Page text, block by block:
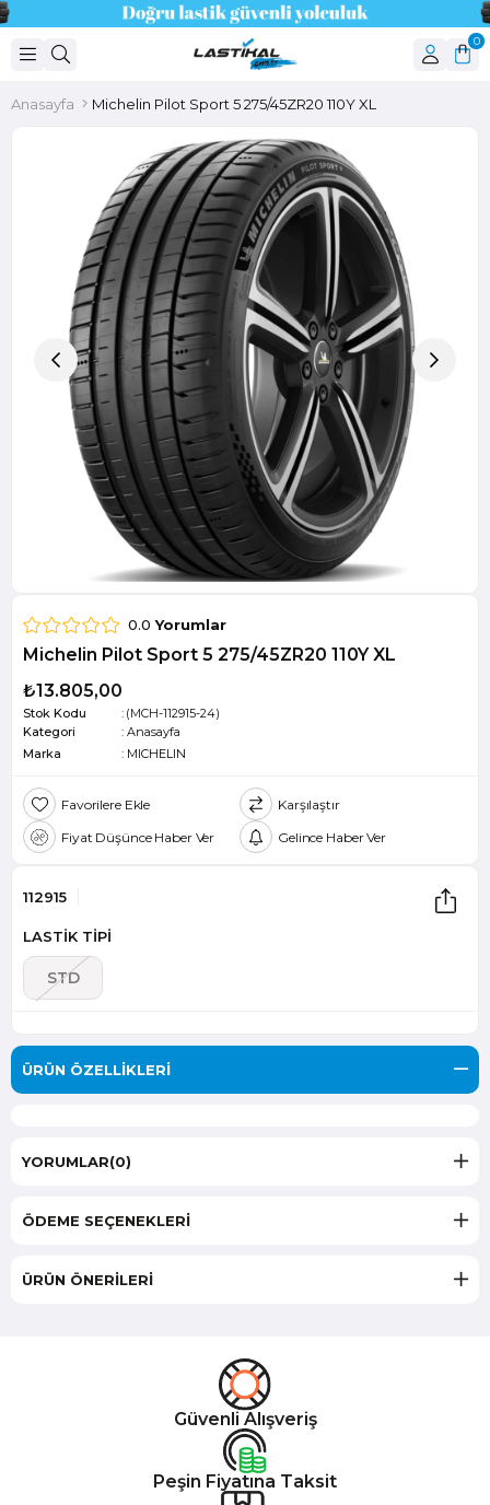
0
Anasayfa Michelin Pilot Sport 5 275/45ZR20 110Y XL
0.0 Yorumlar
Michelin Pilot Sport 5 275/45ZR20 110Y XL
₺13.805,00
Stok Kodu
(MCH-112915-24)
Kategori
: Anasayfa
Marka
: MICHELIN
Favorilere Ekle
Karşılaştır
Fiyat Düşünce Haber Ver
Gelince Haber Ver
112915
LASTİK TİPİ
STD
ÜRÜN ÖZELLIKLERI
YORUMLAR(0)
ÖDEME SEÇENEKLERI
ÜRÜN ÖNERILERI
Güvenli Alışveriş
Peşin Fiyatına Taksit